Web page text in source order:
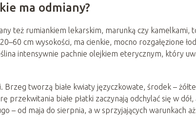
ma odmiany?
też rumiankiem lekarskim, marunką czy kamelkami,
cm wysokości, ma cienkie, mocno rozgałęzione
intensywnie pachnie olejkiem eterycznym, który
Brzeg tworzą białe kwiaty języczkowate, środek – żółte
przekwitania białe płatki zaczynają odchylać się w dół,
– od maja do sierpnia, a w sprzyjających warunkach